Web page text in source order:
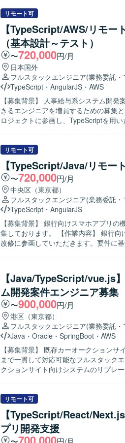
リモート可
【TypeScript/AWS/リモー
（基本設計～テスト）
〜720,000円/月
日本国外
フルスタックエンジニア(業務委託
TypeScript ・ AngularJS ・ AWS
【募集背景】 人事給与系システム開
きるエンジニアを増員するための募集となります。 【作業内容】 人事給
ロジェクトに参画し、TypeScriptを用
像】 技術的なキャッチアップやスキル
ンバーと積極的にコミュニケーション
です。 【ポジションの魅力】 人事給与領域の業務知見を習得しながら、TypeScriptやAWSを中
心としたモダンな技術スタックでの開
幅広い工程を担当できるため、上流か
す。 【開発環境】 サーバサイド：TypeScript（Node.js） フロントエンド：
TypeScript（Angular.js） インフラ：
リモート可
【TypeScript/Java/リモー
〜720,000円/月
中央区（東京都）
フルスタックエンジニア(業務委託
TypeScript ・ AngularJS
【募集背景】 銀行向けスマホアプリ
集しております。 【作業内容】 銀行向けスマホアプリに対して、四半期ごとに計画される機能
改修に参画していただきます。要件に
に取り組み、チームと連携しながら着
や機能追加にも柔軟に対応し、品質を意識
の魅力】 銀行向けスマホアプリという
ービスの機能改修サイクルを通じた経
ドの両方に関わるため、フルスタック寄りのス
ロントエンドはTypeScriptおよび
いた構成となっております。
【Java/TypeScript/vue.js
ム開発案件エンジニア募集
〜900,000円/月
港区（東京都）
フルスタックエンジニア(業務委託
Java ・ Oracle ・ SpringBoot ・ AWS
【募集背景】 既存カーオークション
まで一貫して対応可能なフルスタックエンジニアを
クションサイト向けシステムのリプレ
証までを実施していただきます。 【求める人物像】 前向きに技術習得やキャッチアップに取り
組み、主体的に課題解決へ動いていた
を取りながら、リプレースプロジェクトを
ンの魅力】 フロントエンドからバック
エンジニアとしてのスキルを高めるこ
リモート可
【TypeScript/React/
プリ開発支援